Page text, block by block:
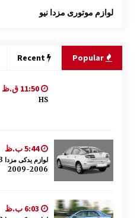
لوازم موتوری مزدا نیو
Popular
Recent
HS
5:44 ب.ظ
2006-2009